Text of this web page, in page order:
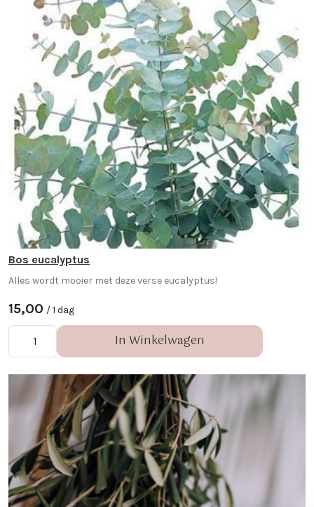
Bos eucalyptus
Alles wordt mooier met deze verse eucalyptus!
15,00 / 1 dag
In Winkelwagen